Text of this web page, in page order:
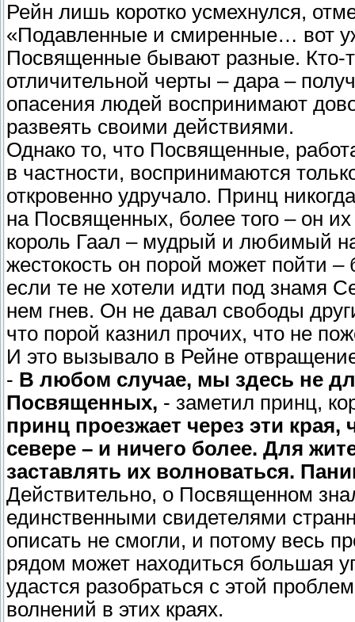
Рейн лишь коротко усмехнулся,
«Подавленные и смиренные… вот
Посвященные бывают разные. Кто-
отличительной черты – дара –
опасения людей воспринимают
развеять своими действиями.
Однако то, что Посвященные,
в частности, воспринимаются
откровенно удручало. Принц
на Посвященных, более того – он
король Гаал – мудрый и любимый
жестокость он порой может пойти –
если те не хотели идти под знамя
нем гнев. Он не давал свободы
что порой казнил прочих, что не
И это вызывало в Рейне
- В любом случае, мы здесь не
Посвященных, - заметил принц,
принц проезжает через эти
севере – и ничего более. Для
заставлять их волноваться.
Действительно, о Посвященном
единственными свидетелями
описать не смогли, и потому весь
рядом может находиться большая
удастся разобраться с этой
волнений в этих краях.